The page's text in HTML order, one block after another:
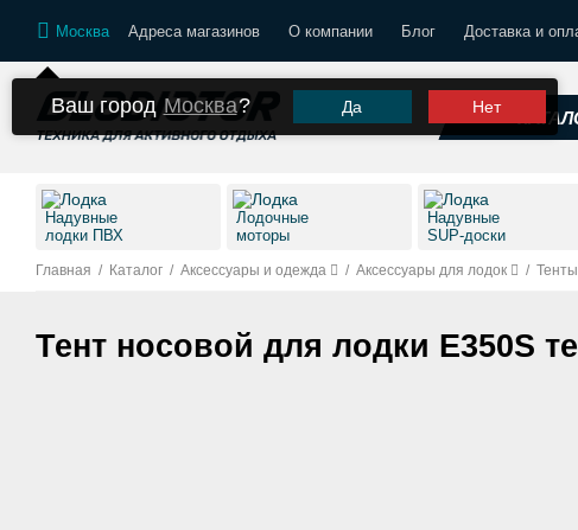
Москва Адреса магазинов О компании Блог Доставка и
Ваш городМосква? Да Нет
Надувные
лодки ПВХ
Лодочные
моторы
Надувные
SUP-доски
Главная / Каталог / Аксессуары и одежда / Аксессуары для лодок /
Тент носовой для лодки E350S